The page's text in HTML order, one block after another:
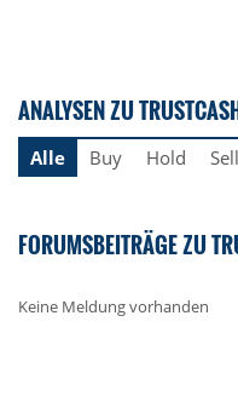
ANALYSEN ZU
Alle Buy Hold Sell
FORUMSBEITRÄGE ZU
Keine Meldung vorhanden